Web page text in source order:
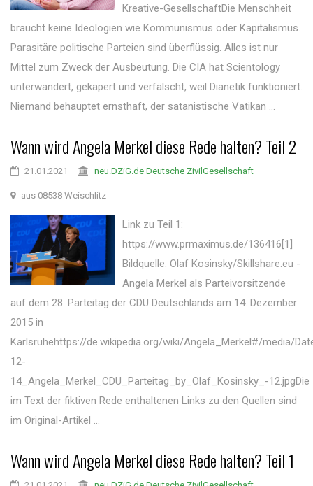
Kreative-GesellschaftDie Menschheit
braucht keine Ideologien wie Kommunismus oder Kapitalismus.
Parasitäre politische Parteien sind überflüssig. Alles ist nur
Mittel zum Zweck der Ausbeutung. Die CIA hat Scientology
unterwandert, gekapert und verfälscht, weil Dianetik funktioniert.
Niemand behauptet ernsthaft, der satanistische Vatikan ...
Wann wird Angela Merkel diese Rede halten? Teil 2
21.01.2021 neu.DZiG.de Deutsche ZivilGesellschaft
aus 08538 Weischlitz
Link zu Teil 1:
https://www.prmaximus.de/136416[1]
Bildquelle: Olaf Kosinsky/Skillshare.eu -
Angela Merkel als Parteivorsitzende
auf dem 28. Parteitag der CDU Deutschlands am 14. Dezember
2015 in
Karlsruhehttps://de.wikipedia.org/wiki/Angela_Merkel#/media/
12-
14_Angela_Merkel_CDU_Parteitag_by_Olaf_Kosinsky_-12.jpgDie
im Text der fiktiven Rede enthaltenen Links zu den Quellen sind
im Original-Artikel ...
Wann wird Angela Merkel diese Rede halten? Teil 1